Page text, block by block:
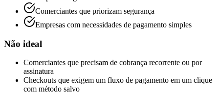
Comerciantes que priorizam segurança
Empresas com necessidades de pagamento simples
Não ideal
Comerciantes que precisam de cobrança recorrente ou por
assinatura
Checkouts que exigem um fluxo de pagamento em um clique
com método salvo